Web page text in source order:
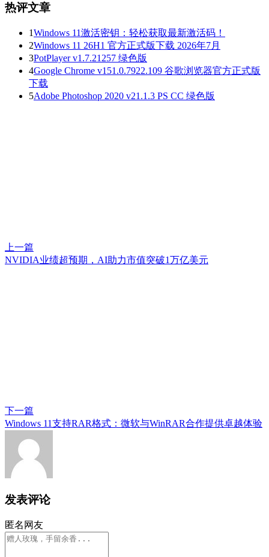
热评文章
1Windows 11激活密钥：轻松获取最新激活码！
2Windows 11 26H1 官方正式版下载 2026年7月
3PotPlayer v1.7.21257 绿色版
4Google Chrome v151.0.7922.109 谷歌浏览器官方正式版
下载
5Adobe Photoshop 2020 v21.1.3 PS CC 绿色版
上一篇
NVIDIA业绩超预期，AI助力市值突破1万亿美元
下一篇
Windows 11支持RAR格式：微软与WinRAR合作提供卓越体验
发表评论
匿名网友